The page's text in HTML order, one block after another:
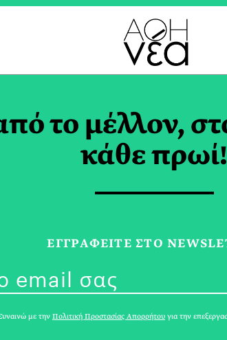
TAG
το μέλλον,
κάθε πρωί!
ΕΓΓPΑΦΕΙΤΕ ΣΤΟ
με την Πολιτική Προστασίας Απορρήτου για την